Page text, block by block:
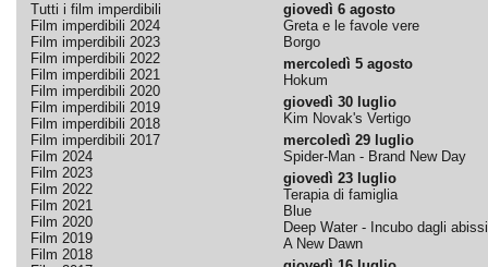
Tutti i film imperdibili
Film imperdibili 2024
Film imperdibili 2023
Film imperdibili 2022
Film imperdibili 2021
Film imperdibili 2020
Film imperdibili 2019
Film imperdibili 2018
Film imperdibili 2017
Film 2024
Film 2023
Film 2022
Film 2021
Film 2020
Film 2019
Film 2018
giovedì 6 agosto
Greta e le favole vere
Borgo
mercoledì 5 agosto
Hokum
giovedì 30 luglio
Kim Novak's Vertigo
mercoledì 29 luglio
Spider-Man - Brand New Day
giovedì 23 luglio
Terapia di famiglia
Blue
Deep Water - Incubo dagli abissi
A New Dawn